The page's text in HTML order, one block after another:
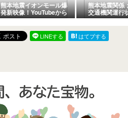
熊本地震イオンモール爆
発新映像！YouTubeから
転載！
熊本地震関係
交通機関運行
(8月5日19時
LINEする
はてブする